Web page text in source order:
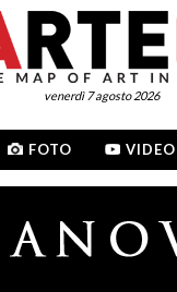
venerdì 7 agosto 2026
FOTO VIDEO